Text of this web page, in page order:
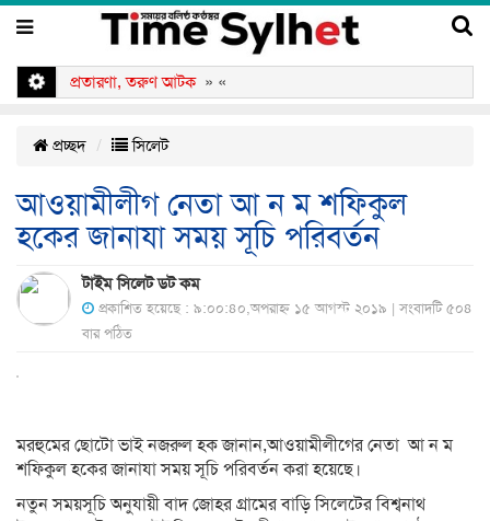
সঙ্গে প্রতারণা, তরুণ আটক» «
প্রচ্ছদ সিলেট
আওয়ামীলীগ নেতা আ ন ম শফিকুল
হকের জানাযা সময় সূচি পরিবর্তন
টাইম সিলেট ডট কম
প্রকাশিত হয়েছে : ৯:০০:৪০,অপরাহ্ন ১৫ আগস্ট ২০১৯ | সংবাদটি ৫০৪
বার পঠিত
মরহুমের ছোটো ভাই নজরুল হক জানান,আওয়ামীলীগের নেতা আ ন ম
শফিকুল হকের জানাযা সময় সূচি পরিবর্তন করা হয়েছে।
নতুন সময়সূচি অনুযায়ী বাদ জোহর গ্রামের বাড়ি সিলেটের বিশ্বনাথ